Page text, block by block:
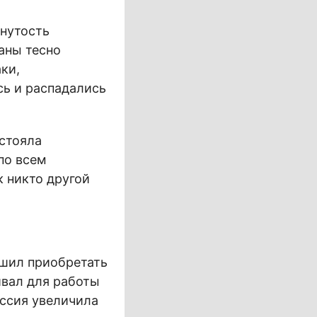
тесно
и распадались
всем
другой
приобретать
для работы
увеличила